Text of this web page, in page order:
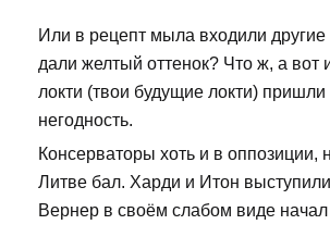
Или в рецепт мыла входили
дали желтый оттенок? Что ж, а вот
локти (твои будущие локти)
негодность.
Консерваторы хоть и в оппозиции,
Литве бал. Харди и Итон
Вернер в своём слабом виде начал